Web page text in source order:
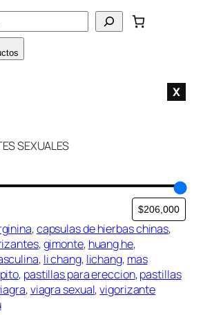
X
SEXUALES
, capsulas de hierbas chinas,
, gimonte, huang he,
, li chang, lichang, mas
, pastillas para ereccion, pastillas
, viagra sexual, vigorizante